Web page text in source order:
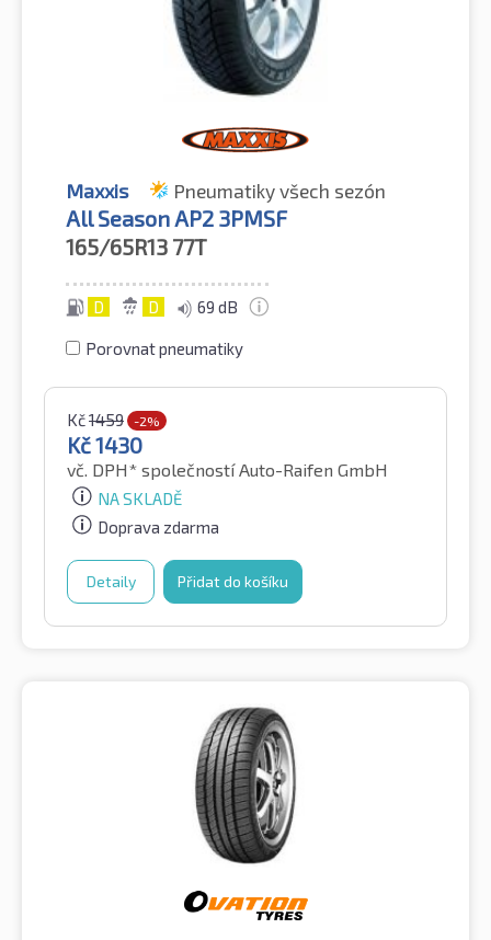
Maxxis Pneumatiky všech sezón
All Season AP2 3PMSF
165/65R13 77T
D D 69 dB
Porovnat pneumatiky
Kč1459 -2%
Kč1430
vč. DPH* společností Auto-Raifen GmbH
NA SKLADĚ
Doprava zdarma
Detaily Přidat do košíku